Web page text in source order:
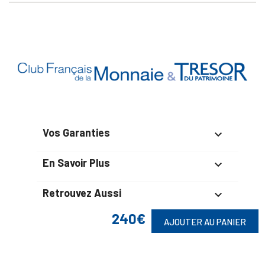
240€ AJOUTER AU PANIER
Vos Garanties 
En Savoir Plus 
Retrouvez Aussi 